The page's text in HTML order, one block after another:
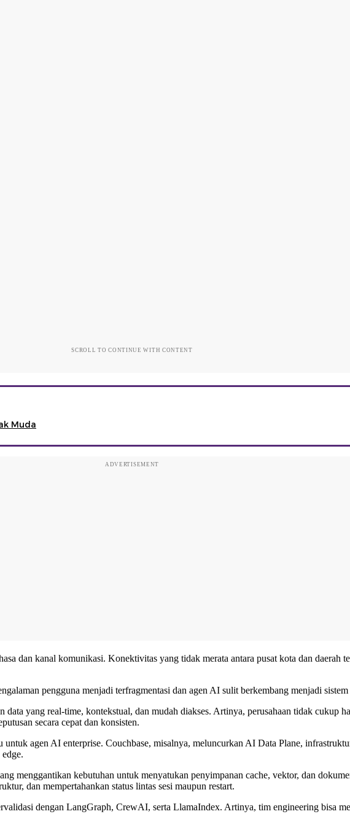
SCROLL TO CONTINUE WITH CONTENT
Muda
ADVERTISEMENT
dan kanal komunikasi. Konektivitas yang tidak merata antara pusat kota dan daerah
pengguna menjadi terfragmentasi dan agen AI sulit berkembang menjadi
yang real-time, kontekstual, dan mudah diakses. Artinya, perusahaan tidak cukup
secara cepat dan konsisten.
untuk agen AI enterprise. Couchbase, misalnya, meluncurkan AI Data Plane,
menggantikan kebutuhan untuk menyatukan penyimpanan cache, vektor, dan
dan mempertahankan status lintas sesi maupun restart.
dengan LangGraph, CrewAI, serta LlamaIndex. Artinya, tim engineering bisa